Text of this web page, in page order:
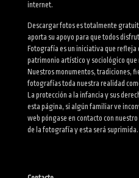
internet.
Descargar fotos es totalmente
aporta su apoyo para que todos
Fotografía es un iniciativa que refleja
patrimonio artístico y sociológico que
Nuestros monumentos, tradiciones,
fotografías toda nuestra realidad
La protección a la infancia y sus
esta página, si algún familiar ve
web póngase en contacto con
de la fotografía y esta será suprimida.